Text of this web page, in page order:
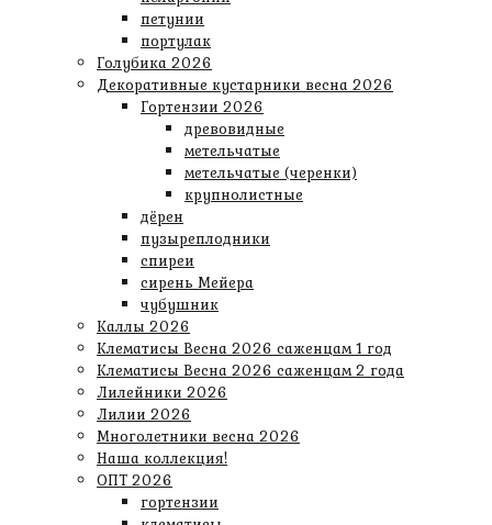
петунии
портулак
Голубика 2026
Декоративные кустарники весна 2026
Гортензии 2026
древовидные
метельчатые
метельчатые (черенки)
крупнолистные
дёрен
пузыреплодники
спиреи
сирень Мейера
чубушник
Каллы 2026
Клематисы Весна 2026 саженцам 1 год
Клематисы Весна 2026 саженцам 2 года
Лилейники 2026
Лилии 2026
Многолетники весна 2026
Наша коллекция!
ОПТ 2026
гортензии